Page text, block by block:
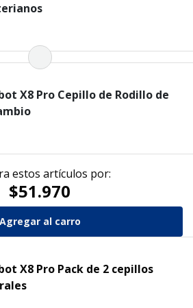
X8 Pro Cepillo de Rodillo de
estos artículos por:
$51.970
X8 Pro Pack de 2 cepillos